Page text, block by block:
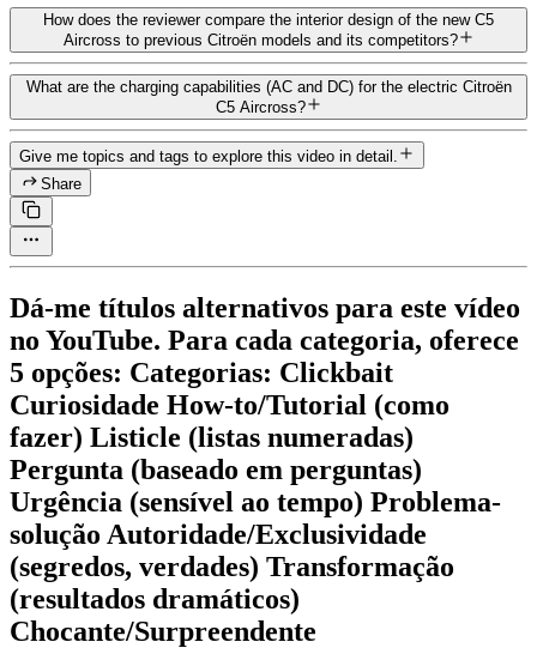
How does the reviewer compare the interior design of the new C5
Aircross to previous Citroën models and its competitors?
What are the charging capabilities (AC and DC) for the electric Citroën
C5 Aircross?
Give me topics and tags to explore this video in detail.
Share
Dá-me títulos alternativos para este vídeo
no YouTube. Para cada categoria, oferece
5 opções: Categorias: Clickbait
Curiosidade How-to/Tutorial (como
fazer) Listicle (listas numeradas)
Pergunta (baseado em perguntas)
Urgência (sensível ao tempo) Problema-
solução Autoridade/Exclusividade
(segredos, verdades) Transformação
(resultados dramáticos)
Chocante/Surpreendente